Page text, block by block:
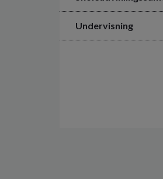
Undervisning